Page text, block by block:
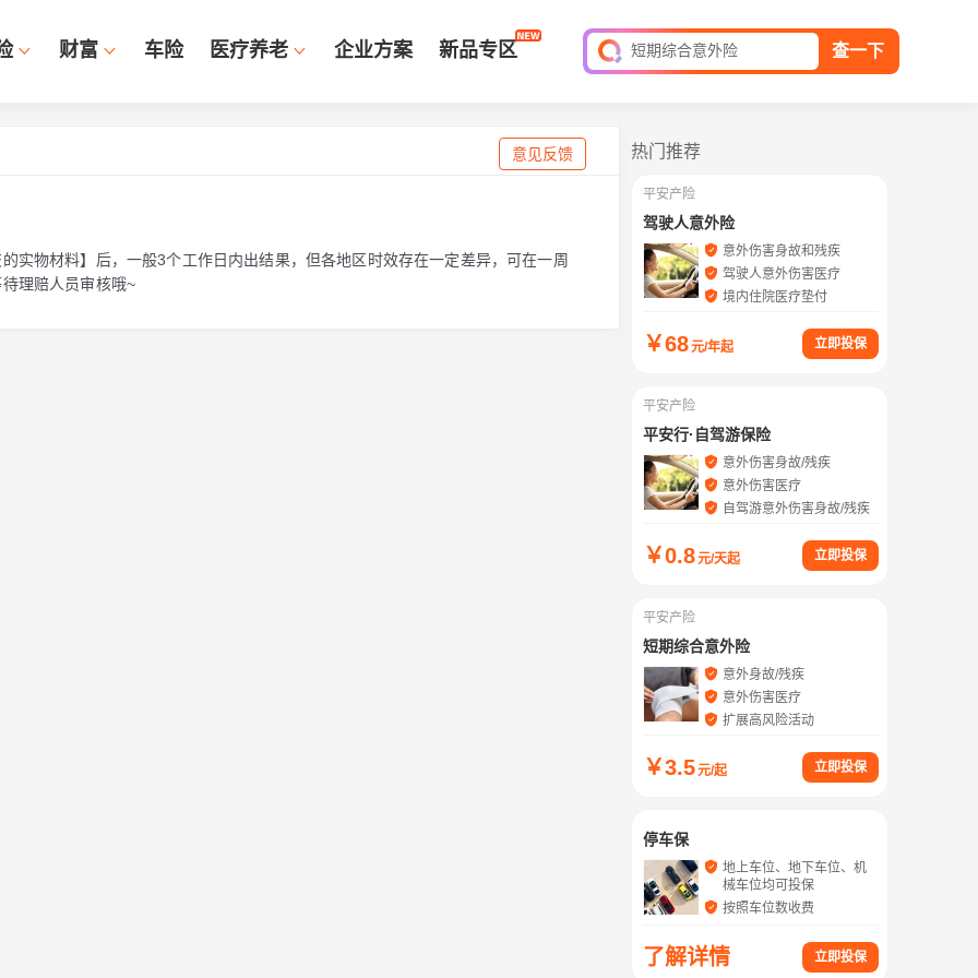
财富 车险 医疗养老 企业方案 新品专区
短期综合意外险
查一下
意见反馈
实物材料】后，一般3个工作日内出结果，但各地区时效存在一定差异，可在一周
理赔人员审核哦~
热门推荐
平安产险
驾驶人意外险
意外伤害身故和残疾
驾驶人意外伤害医疗
境内住院医疗垫付
￥68元/年起 立即投保
平安产险
平安行·自驾游保险
意外伤害身故/残疾
意外伤害医疗
自驾游意外伤害身故/残疾
￥0.8元/天起 立即投保
平安产险
短期综合意外险
意外身故/残疾
意外伤害医疗
扩展高风险活动
￥3.5元/起 立即投保
停车保
地上车位、地下车位、机
械车位均可投保
按照车位数收费
了解详情 立即投保